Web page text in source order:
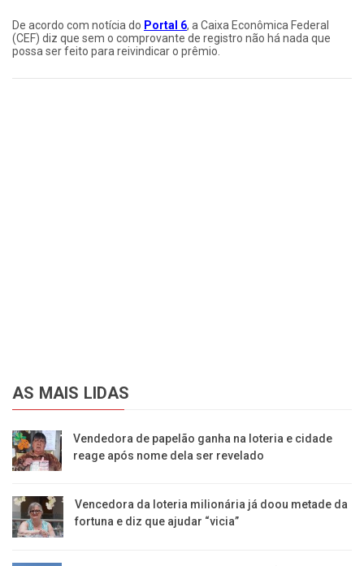
De acordo com notícia do Portal 6, a Caixa Econômica Federal
(CEF) diz que sem o comprovante de registro não há nada que
possa ser feito para reivindicar o prêmio.
AS MAIS LIDAS
Vendedora de papelão ganha na loteria e cidade
reage após nome dela ser revelado
Vencedora da loteria milionária já doou metade da
fortuna e diz que ajudar “vicia”